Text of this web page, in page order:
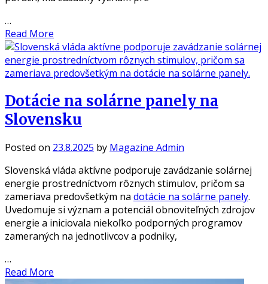
…
Read More
Dotácie na solárne panely na
Slovensku
Posted on 23.8.2025 by Magazine Admin
Slovenská vláda aktívne podporuje zavádzanie solárnej
energie prostredníctvom rôznych stimulov, pričom sa
zameriava predovšetkým na dotácie na solárne panely.
Uvedomuje si význam a potenciál obnoviteľných zdrojov
energie a iniciovala niekoľko podporných programov
zameraných na jednotlivcov a podniky,
…
Read More